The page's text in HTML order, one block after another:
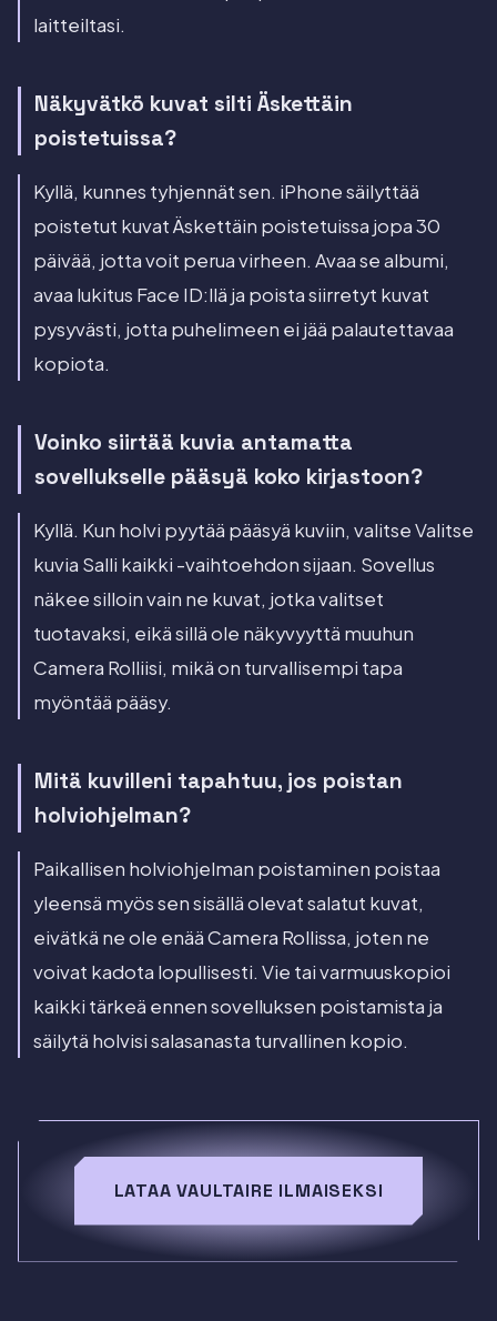
laitteiltasi.
Näkyvätkö kuvat silti Äskettäin
poistetuissa?
Kyllä, kunnes tyhjennät sen. iPhone säilyttää
poistetut kuvat Äskettäin poistetuissa jopa 30
päivää, jotta voit perua virheen. Avaa se albumi,
avaa lukitus Face ID:llä ja poista siirretyt kuvat
pysyvästi, jotta puhelimeen ei jää palautettavaa
kopiota.
Voinko siirtää kuvia antamatta
sovellukselle pääsyä koko kirjastoon?
Kyllä. Kun holvi pyytää pääsyä kuviin, valitse Valitse
kuvia Salli kaikki -vaihtoehdon sijaan. Sovellus
näkee silloin vain ne kuvat, jotka valitset
tuotavaksi, eikä sillä ole näkyvyyttä muuhun
Camera Rolliisi, mikä on turvallisempi tapa
myöntää pääsy.
Mitä kuvilleni tapahtuu, jos poistan
holviohjelman?
Paikallisen holviohjelman poistaminen poistaa
yleensä myös sen sisällä olevat salatut kuvat,
eivätkä ne ole enää Camera Rollissa, joten ne
voivat kadota lopullisesti. Vie tai varmuuskopioi
kaikki tärkeä ennen sovelluksen poistamista ja
säilytä holvisi salasanasta turvallinen kopio.
LATAA VAULTAIRE ILMAISEKSI